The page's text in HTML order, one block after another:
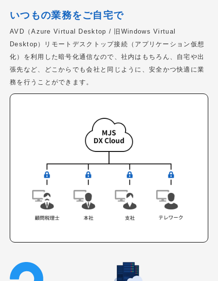
いつもの業務をご自宅で
AVD（Azure Virtual Desktop / 旧Windows Virtual
Desktop）リモートデスクトップ接続（アプリケーション仮想
化）を利用した暗号化通信なので、社内はもちろん、自宅や出
張先など、どこからでも会社と同じように、安全かつ快適に業
務を行うことができます。